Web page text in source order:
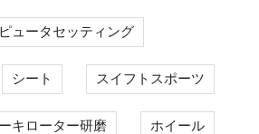
ュータセッティング
シート スイフトスポーツ
キローター研磨 ホイール